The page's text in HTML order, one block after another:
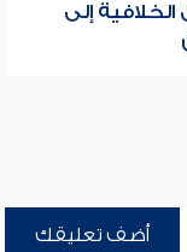
الخلافية إلى
أضف تعليقك